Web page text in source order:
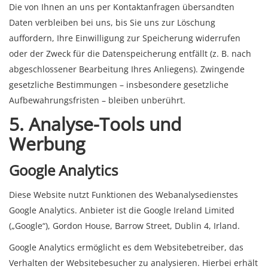
Die von Ihnen an uns per Kontaktanfragen übersandten
Daten verbleiben bei uns, bis Sie uns zur Löschung
auffordern, Ihre Einwilligung zur Speicherung widerrufen
oder der Zweck für die Datenspeicherung entfällt (z. B. nach
abgeschlossener Bearbeitung Ihres Anliegens). Zwingende
gesetzliche Bestimmungen – insbesondere gesetzliche
Aufbewahrungsfristen – bleiben unberührt.
5. Analyse-Tools und
Werbung
Google Analytics
Diese Website nutzt Funktionen des Webanalysedienstes
Google Analytics. Anbieter ist die Google Ireland Limited
(„Google“), Gordon House, Barrow Street, Dublin 4, Irland.
Google Analytics ermöglicht es dem Websitebetreiber, das
Verhalten der Websitebesucher zu analysieren. Hierbei erhält